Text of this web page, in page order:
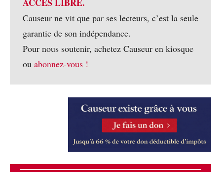
Causeur ne vit que par ses lecteurs, c’est la seule
garantie de son indépendance.
Pour nous soutenir, achetez Causeur en kiosque
ou abonnez-vous !